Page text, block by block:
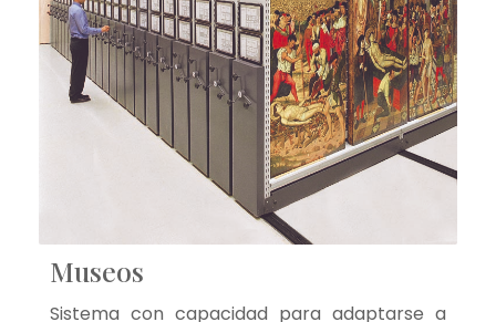
Museos
Sistema con capacidad para adaptarse a